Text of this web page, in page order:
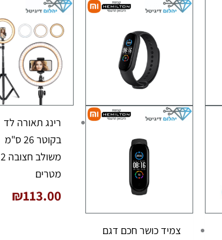
צמיד כושר חכם דגם
רינג תאורה לד
בקוטר 26 ס"מ
משולב חצובה 2
מטרים
₪113.00